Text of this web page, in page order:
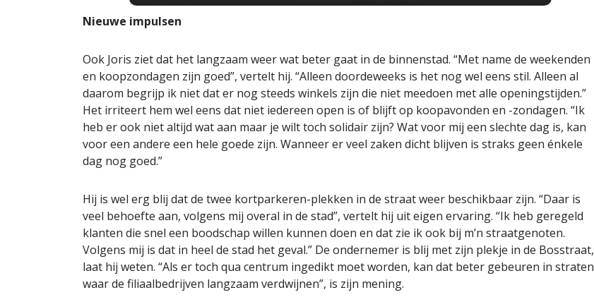
Nieuwe impulsen
Ook Joris ziet dat het langzaam weer wat beter gaat in de binnenstad. “Met name de weekenden
en koopzondagen zijn goed”, vertelt hij. “Alleen doordeweeks is het nog wel eens stil. Alleen al
daarom begrijp ik niet dat er nog steeds winkels zijn die niet meedoen met alle openingstijden.”
Het irriteert hem wel eens dat niet iedereen open is of blijft op koopavonden en -zondagen. “Ik
heb er ook niet altijd wat aan maar je wilt toch solidair zijn? Wat voor mij een slechte dag is, kan
voor een andere een hele goede zijn. Wanneer er veel zaken dicht blijven is straks geen énkele
dag nog goed.”
Hij is wel erg blij dat de twee kortparkeren-plekken in de straat weer beschikbaar zijn. “Daar is
veel behoefte aan, volgens mij overal in de stad”, vertelt hij uit eigen ervaring. “Ik heb geregeld
klanten die snel een boodschap willen kunnen doen en dat zie ik ook bij m’n straatgenoten.
Volgens mij is dat in heel de stad het geval.” De ondernemer is blij met zijn plekje in de Bosstraat,
laat hij weten. “Als er toch qua centrum ingedikt moet worden, kan dat beter gebeuren in straten
waar de filiaalbedrijven langzaam verdwijnen”, is zijn mening.